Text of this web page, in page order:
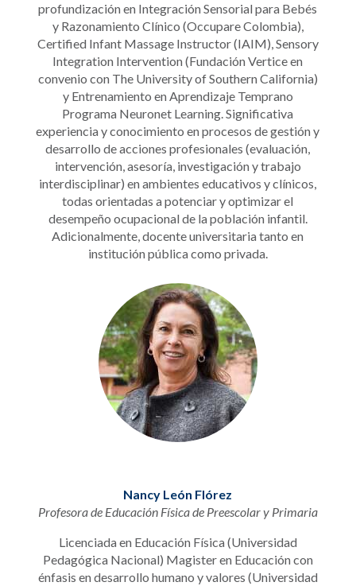
profundización en Integración Sensorial para Bebés
y Razonamiento Clínico (Occupare Colombia),
Certified Infant Massage Instructor (IAIM), Sensory
Integration Intervention (Fundación Vertice en
convenio con The University of Southern California)
y Entrenamiento en Aprendizaje Temprano
Programa Neuronet Learning. Significativa
experiencia y conocimiento en procesos de gestión y
desarrollo de acciones profesionales (evaluación,
intervención, asesoría, investigación y trabajo
interdisciplinar) en ambientes educativos y clínicos,
todas orientadas a potenciar y optimizar el
desempeño ocupacional de la población infantil.
Adicionalmente, docente universitaria tanto en
institución pública como privada.
Nancy León Flórez
Profesora de Educación Física de Preescolar y Primaria
Licenciada en Educación Física (Universidad
Pedagógica Nacional) Magister en Educación con
énfasis en desarrollo humano y valores (Universidad